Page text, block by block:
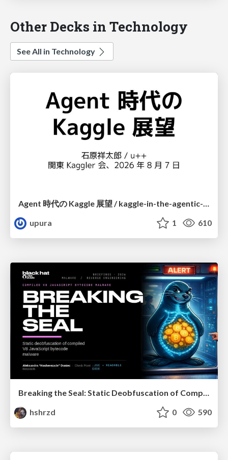
Other Decks in Technology
See All in Technology
upura
1 610
Breaking the Seal: Static Deobfuscation of Compiled V8 JavaScript Bytecode Malware
hshrzd
0 590